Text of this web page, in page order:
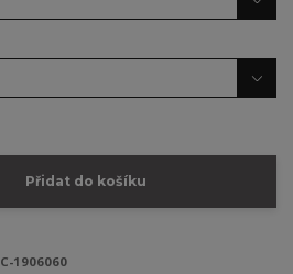
Přidat do košíku
C-1906060